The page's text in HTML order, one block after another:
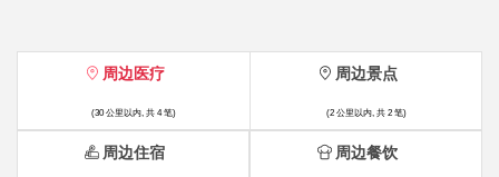
周边医疗
(30 公里以内, 共 4 笔)
周边景点
(2 公里以内, 共 2 笔)
周边住宿 周边餐饮